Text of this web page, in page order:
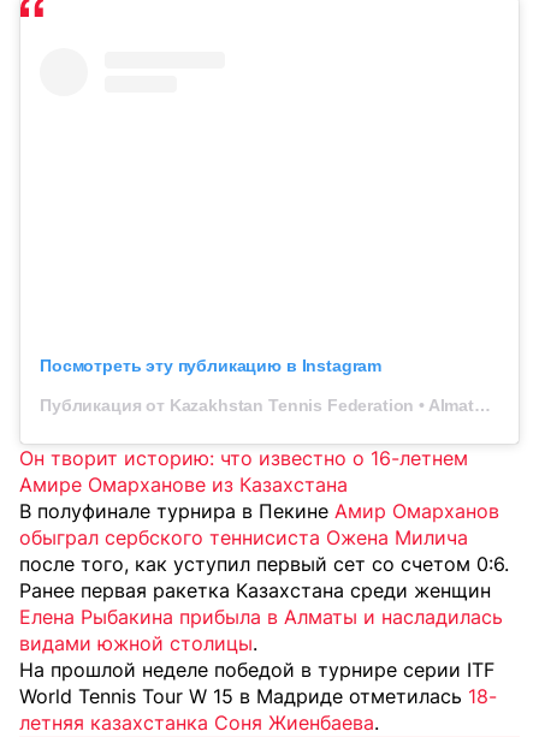
Посмотреть эту публикацию в Instagram
Публикация от Kazakhstan Tennis Federation • Almaty Open (@ktf.kz)
Он творит историю: что известно о 16-летнем
Амире Омарханове из Казахстана
В полуфинале турнира в Пекине Амир Омарханов
обыграл сербского теннисиста Ожена Милича
после того, как уступил первый сет со счетом 0:6.
Ранее первая ракетка Казахстана среди женщин
Елена Рыбакина прибыла в Алматы и насладилась
видами южной столицы.
На прошлой неделе победой в турнире серии ITF
World Tennis Tour W 15 в Мадриде отметилась 18-
летняя казахстанка Соня Жиенбаева.